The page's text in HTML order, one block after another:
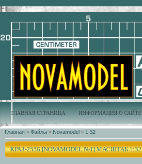
ГЛАВНАЯ СТРАНИЦА ИНФОРМАЦИЯ О САЙТЕ
Главная » Файлы » Novamodel » 1:32
КРАЗ-255Б [NOVAMODEL №1] МАСШТАБ 1:32